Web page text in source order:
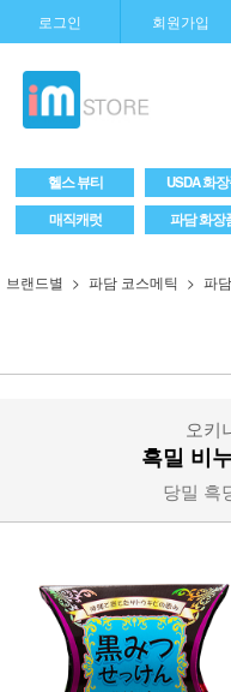
로그인 회원가입
헬스 뷰티 USDA 화
매직캐럿
파담 화장
브랜드별 파담 코스메틱 파
오키
흑밀 비
당밀 흑